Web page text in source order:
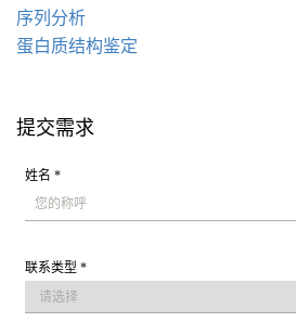
序列分析
蛋白质结构鉴定
提交需求
姓名 *
联系类型 *